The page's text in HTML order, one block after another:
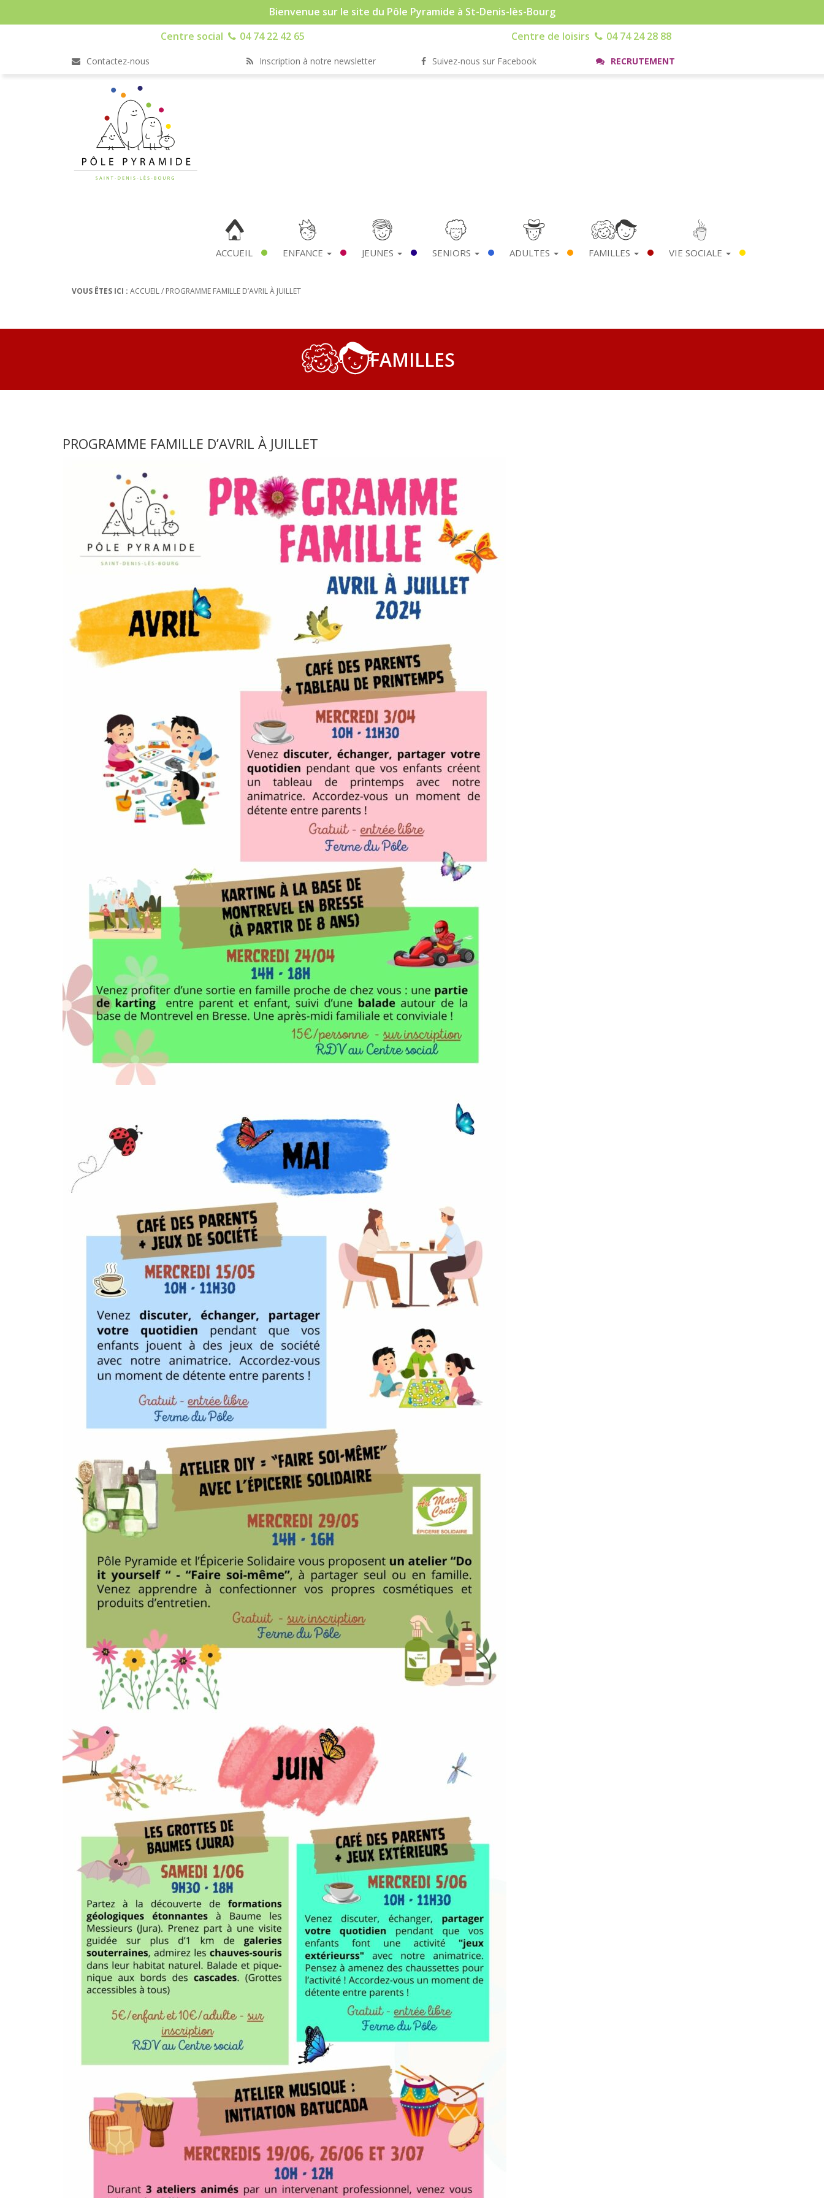
Bienvenue sur le site du Pôle Pyramide à St-Denis-lès-Bourg
Centre social
04 74 22 42 65 Centre de loisirs 04 74 24 28 88
Contactez-nous Inscription à notre newsletter Suivez-nous sur Facebook RECRUTEMENT
ACCUEIL ENFANCE JEUNES SENIORS ADULTES FAMILLES VIE SOCIALE
VOUS ÊTES ICI : ACCUEIL/ PROGRAMME FAMILLE D’AVRIL À JUILLET
FAMILLES
PROGRAMME FAMILLE D’AVRIL À JUILLET